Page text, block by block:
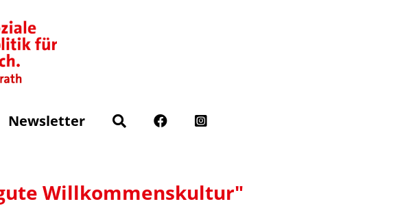
Newsletter
Willkommenskultur"